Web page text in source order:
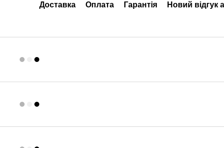
Доставка Оплата Гарантія Новий відгук